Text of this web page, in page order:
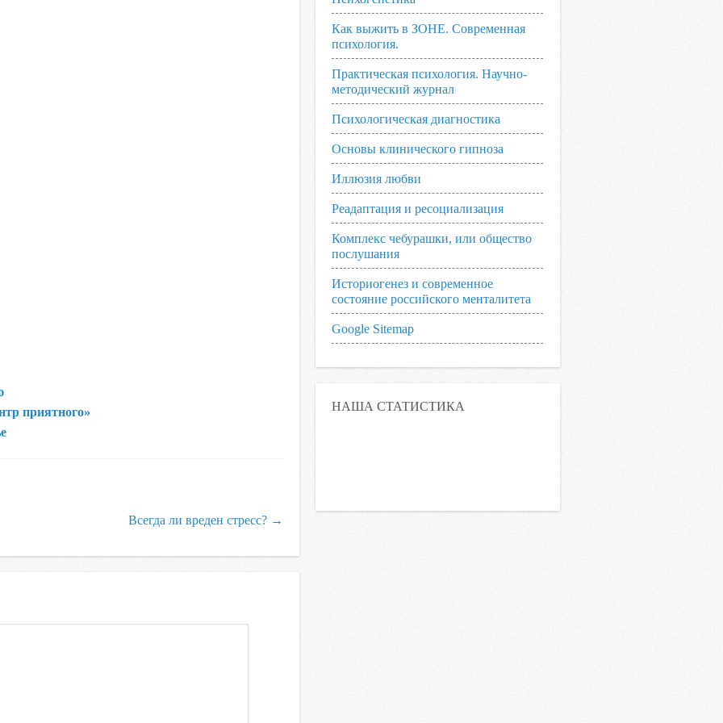
приятного»
Всегда ли вреден стресс? →
Как выжить в ЗОНЕ. Современная
психология.
Практическая психология. Научно-
методический журнал
Психологическая диагностика
Основы клинического гипноза
Иллюзия любви
Реадаптация и ресоциализация
Комплекс чебурашки, или общество
послушания
Историогенез и современное
состояние российского менталитета
Google Sitemap
НАША СТАТИСТИКА